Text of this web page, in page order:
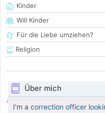
Kinder
Will Kinder
Für die Liebe umziehen?
Religion
Über mich
I'm a correction officer